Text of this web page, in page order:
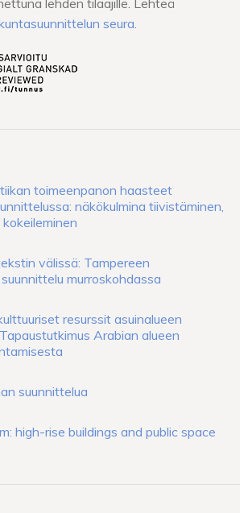
lehden tilaajille. Lehteä
seura.
toimeenpanon haasteet
näkökulmina tiivistäminen,
välissä: Tampereen
murroskohdassa
resurssit asuinalueen
Arabian alueen
suunnittelua
high-rise buildings and public space